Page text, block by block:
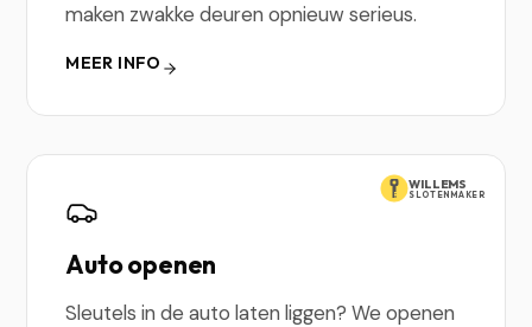
maken zwakke deuren opnieuw serieus.
MEER INFO
WILLEMS
SLOTENMAKER
Auto openen
Sleutels in de auto laten liggen? We openen